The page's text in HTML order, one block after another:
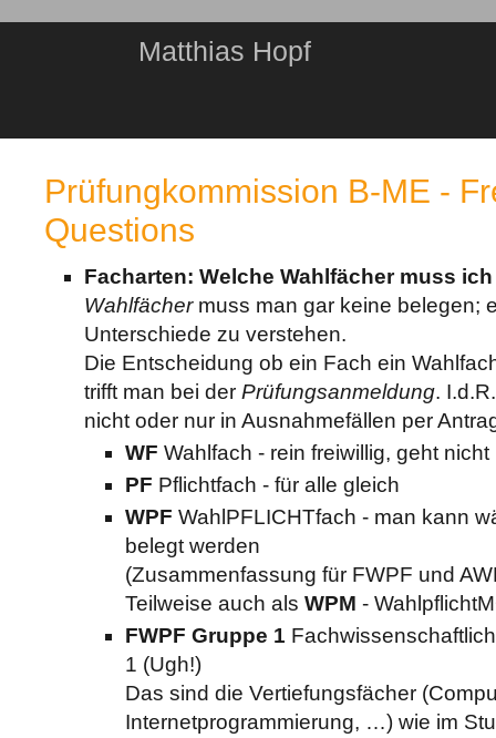
Matthias Hopf
Prüfungkommission B-ME -
Questions
Facharten: Welche Wahlfächer muss
Wahlfächermuss man gar keine belegen;
Unterschiede zu verstehen.
Die Entscheidung ob ein Fach ein
trifft man bei derPrüfungsanmeldung.
nicht oder nur in Ausnahmefällen per
WF Wahlfach - rein freiwillig, geht
PF Pflichtfach - für alle gleich
WPF WahlPFLICHTfach - man kann
belegt werden
(Zusammenfassung für FWPF und
Teilweise auch als WPM -
FWPF Gruppe 1
1 (Ugh!)
Das sind die Vertiefungsfächer
Internetprogrammierung, …) wie im